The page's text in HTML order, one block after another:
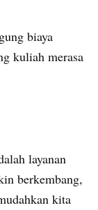
biaya
kuliah merasa
layanan
berkembang,
kita